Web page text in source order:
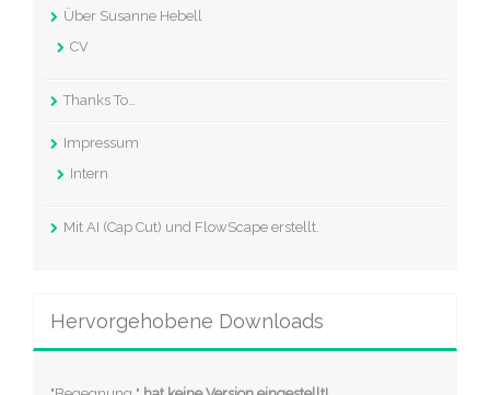
Über Susanne Hebell
CV
Thanks To…
Impressum
Intern
Mit AI (Cap Cut) und FlowScape erstellt.
Hervorgehobene Downloads